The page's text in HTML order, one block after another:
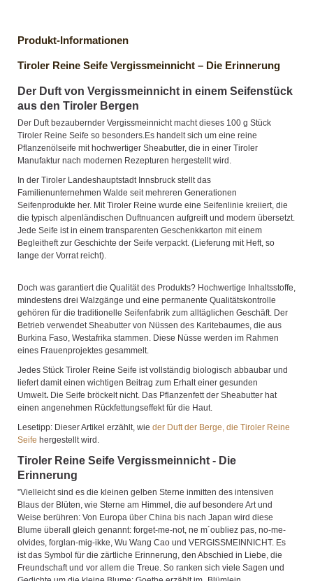
Produkt-Informationen
Tiroler Reine Seife Vergissmeinnicht – Die Erinnerung
Der Duft von Vergissmeinnicht in einem Seifenstück
aus den Tiroler Bergen
Der Duft bezaubernder Vergissmeinnicht macht dieses 100 g Stück
Tiroler Reine Seife so besonders.Es handelt sich um eine reine
Pflanzenölseife mit hochwertiger Sheabutter, die in einer Tiroler
Manufaktur nach modernen Rezepturen hergestellt wird.
In der Tiroler Landeshauptstadt Innsbruck stellt das
Familienunternehmen Walde seit mehreren Generationen
Seifenprodukte her. Mit Tiroler Reine wurde eine Seifenlinie kreiiert, die
die typisch alpenländischen Duftnuancen aufgreift und modern übersetzt.
Jede Seife ist in einem transparenten Geschenkkarton mit einem
Begleitheft zur Geschichte der Seife verpackt. (Lieferung mit Heft, so
lange der Vorrat reicht).
Doch was garantiert die Qualität des Produkts? Hochwertige Inhaltsstoffe,
mindestens drei Walzgänge und eine permanente Qualitätskontrolle
gehören für die traditionelle Seifenfabrik zum alltäglichen Geschäft. Der
Betrieb verwendet Sheabutter von Nüssen des Karitebaumes, die aus
Burkina Faso, Westafrika stammen. Diese Nüsse werden im Rahmen
eines Frauenprojektes gesammelt.
Jedes Stück Tiroler Reine Seife ist vollständig biologisch abbaubar und
liefert damit einen wichtigen Beitrag zum Erhalt einer gesunden
Umwelt. Die Seife bröckelt nicht. Das Pflanzenfett der Sheabutter hat
einen angenehmen Rückfettungseffekt für die Haut.
Lesetipp: Dieser Artikel erzählt, wie der Duft der Berge, die Tiroler Reine
Seife hergestellt wird.
Tiroler Reine Seife Vergissmeinnicht - Die
Erinnerung
"Vielleicht sind es die kleinen gelben Sterne inmitten des intensiven
Blaus der Blüten, wie Sterne am Himmel, die auf besondere Art und
Weise berühren: Von Europa über China bis nach Japan wird diese
Blume überall gleich genannt: forget-me-not, ne m´oubliez pas, no-me-
olvides, forglan-mig-ikke, Wu Wang Cao und VERGISSMEINNICHT. Es
ist das Symbol für die zärtliche Erinnerung, den Abschied in Liebe, die
Freundschaft und vor allem die Treue. So ranken sich viele Sagen und